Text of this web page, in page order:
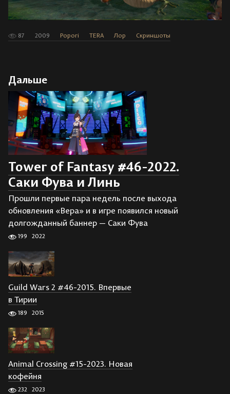
87 2009 Popori TERA Лор Скриншоты
Дальше
Tower of Fantasy #46-2022.
Саки Фува и Линь
Прошли первые пара недель после выхода
обновления «Вера» и в игре появился новый
долгожданный баннер — Саки Фува
199 2022
Guild Wars 2 #46-2015. Впервые
в Тирии
189 2015
Animal Crossing #15-2023. Новая
кофейня
232 2023